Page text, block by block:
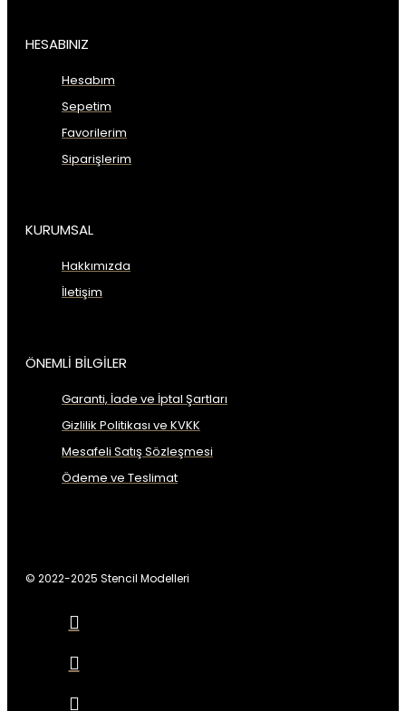
HESABINIZ
Hesabım
Sepetim
Favorilerim
Siparişlerim
KURUMSAL
Hakkımızda
İletişim
ÖNEMLİ BİLGİLER
Garanti, İade ve İptal Şartları
Gizlilik Politikası ve KVKK
Mesafeli Satış Sözleşmesi
Ödeme ve Teslimat
© 2022-2025 Stencil Modelleri